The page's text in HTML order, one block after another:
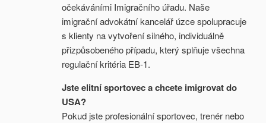
očekáváními Imigračního úřadu. Naše
imigrační advokátní kancelář úzce spolupracuje
s klienty na vytvoření silného, individuálně
přizpůsobeného případu, který splňuje všechna
regulační kritéria EB-1.
Jste elitní sportovec a chcete imigrovat do
USA?
Pokud jste profesionální sportovec, trenér nebo